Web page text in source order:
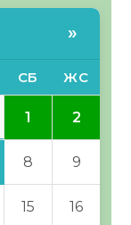
»
СБ ЖС
1 2
8 9
15 16